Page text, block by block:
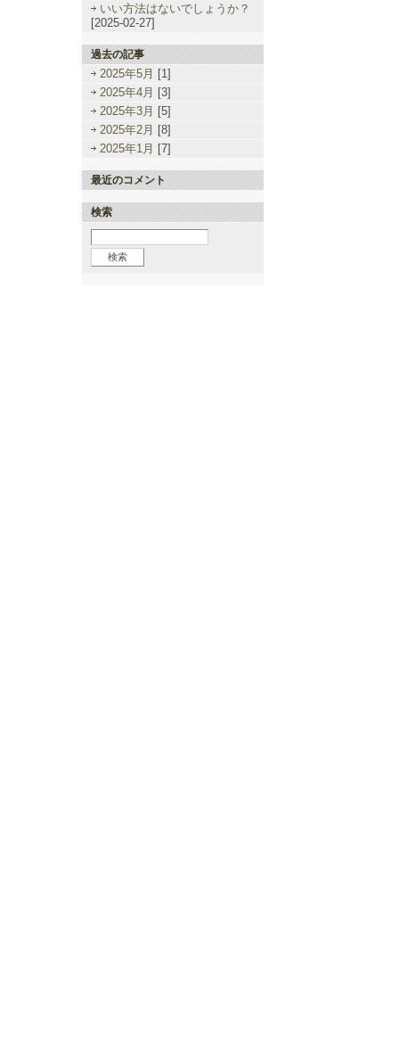
いい方法はないでしょうか？
[2025-02-27]
過去の記事
2025年5月
[1]
2025年4月
[3]
2025年3月
[5]
2025年2月
[8]
2025年1月
[7]
最近のコメント
検索